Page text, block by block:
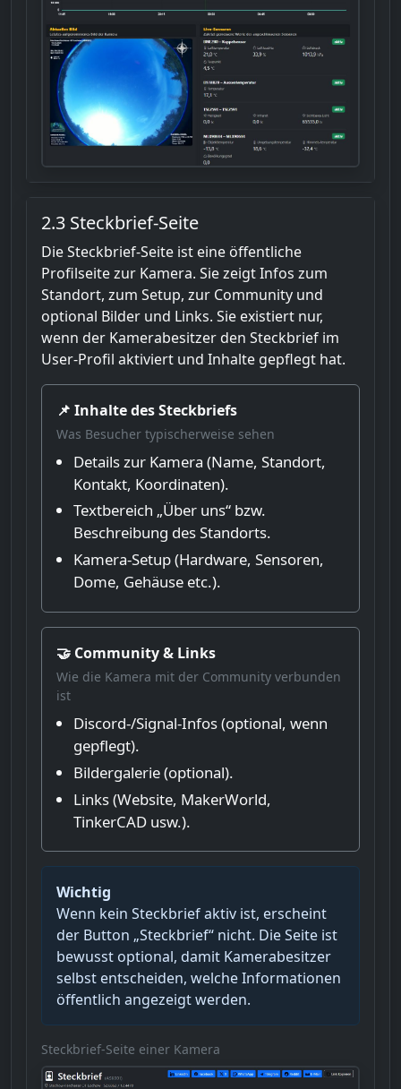
2.3 Steckbrief-Seite
Die Steckbrief-Seite ist eine öffentliche
Profilseite zur Kamera. Sie zeigt Infos zum
Standort, zum Setup, zur Community und
optional Bilder und Links. Sie existiert nur,
wenn der Kamerabesitzer den Steckbrief im
User-Profil aktiviert und Inhalte gepflegt hat.
📌 Inhalte des Steckbriefs
Was Besucher typischerweise sehen
Details zur Kamera (Name, Standort,
Kontakt, Koordinaten).
Textbereich „Über uns“ bzw.
Beschreibung des Standorts.
Kamera-Setup (Hardware, Sensoren,
Dome, Gehäuse etc.).
🤝 Community & Links
Wie die Kamera mit der Community verbunden
ist
Discord-/Signal-Infos (optional, wenn
gepflegt).
Bildergalerie (optional).
Links (Website, MakerWorld,
TinkerCAD usw.).
Wichtig
Wenn kein Steckbrief aktiv ist, erscheint
der Button „Steckbrief“ nicht. Die Seite ist
bewusst optional, damit Kamerabesitzer
selbst entscheiden, welche Informationen
öffentlich angezeigt werden.
Steckbrief-Seite einer Kamera